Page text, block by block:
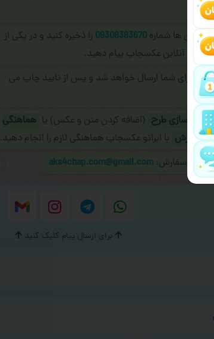
رسان ها شماره 09308383670 را ذخیره کنید و در یکی از
اپراتور آنلاین عکسچاپ پیام دهید.
چاپ برای شما ارسال خواهد شد و پس از تایید چاپ می
سازی طرح (اضافه کردن متن و عکس) یا هماهنگی
سفارش با اپراتو عکسچاپ هماهنگی لازم را انجام دهید.
سفارش: aks4chap.com@gmail.com
برای ارسال پیام کلیک کنید